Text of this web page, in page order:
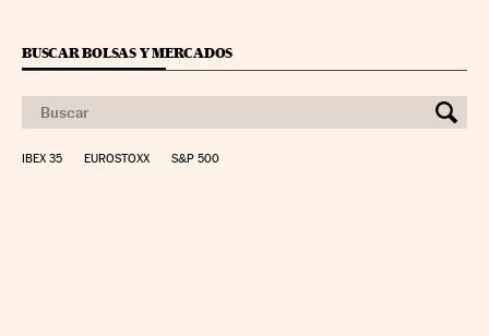
BUSCAR BOLSAS Y MERCADOS
IBEX 35 EUROSTOXX S&P 500